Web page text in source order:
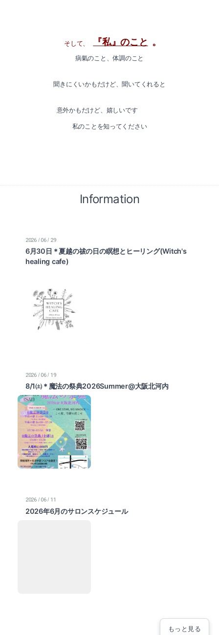
そして、 『私』のこと 。
病氣のこと、体調のこと
聞きにくいかもだけど、聞いてくれると
意外かもだけど、嬉しいです
私のことを知ってください
Information
2026/ 06/ 29
6月30日＊夏越の祓の日の瞑想とヒーリング(Witch's
healing cafe)
2026/ 06/ 19
8/1㈯＊魔法の祭典2026Summer@大阪北河内
2026/ 06/ 11
2026年6月のサロンスケジュール
もっと見る